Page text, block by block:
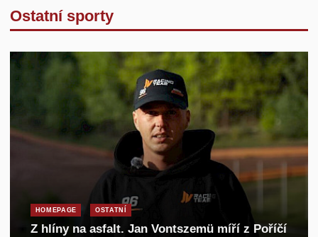
Ostatní sporty
HOMEPAGE OSTATNÍ
Z hlíny na asfalt. Jan Vontszemü míří z Poříčí